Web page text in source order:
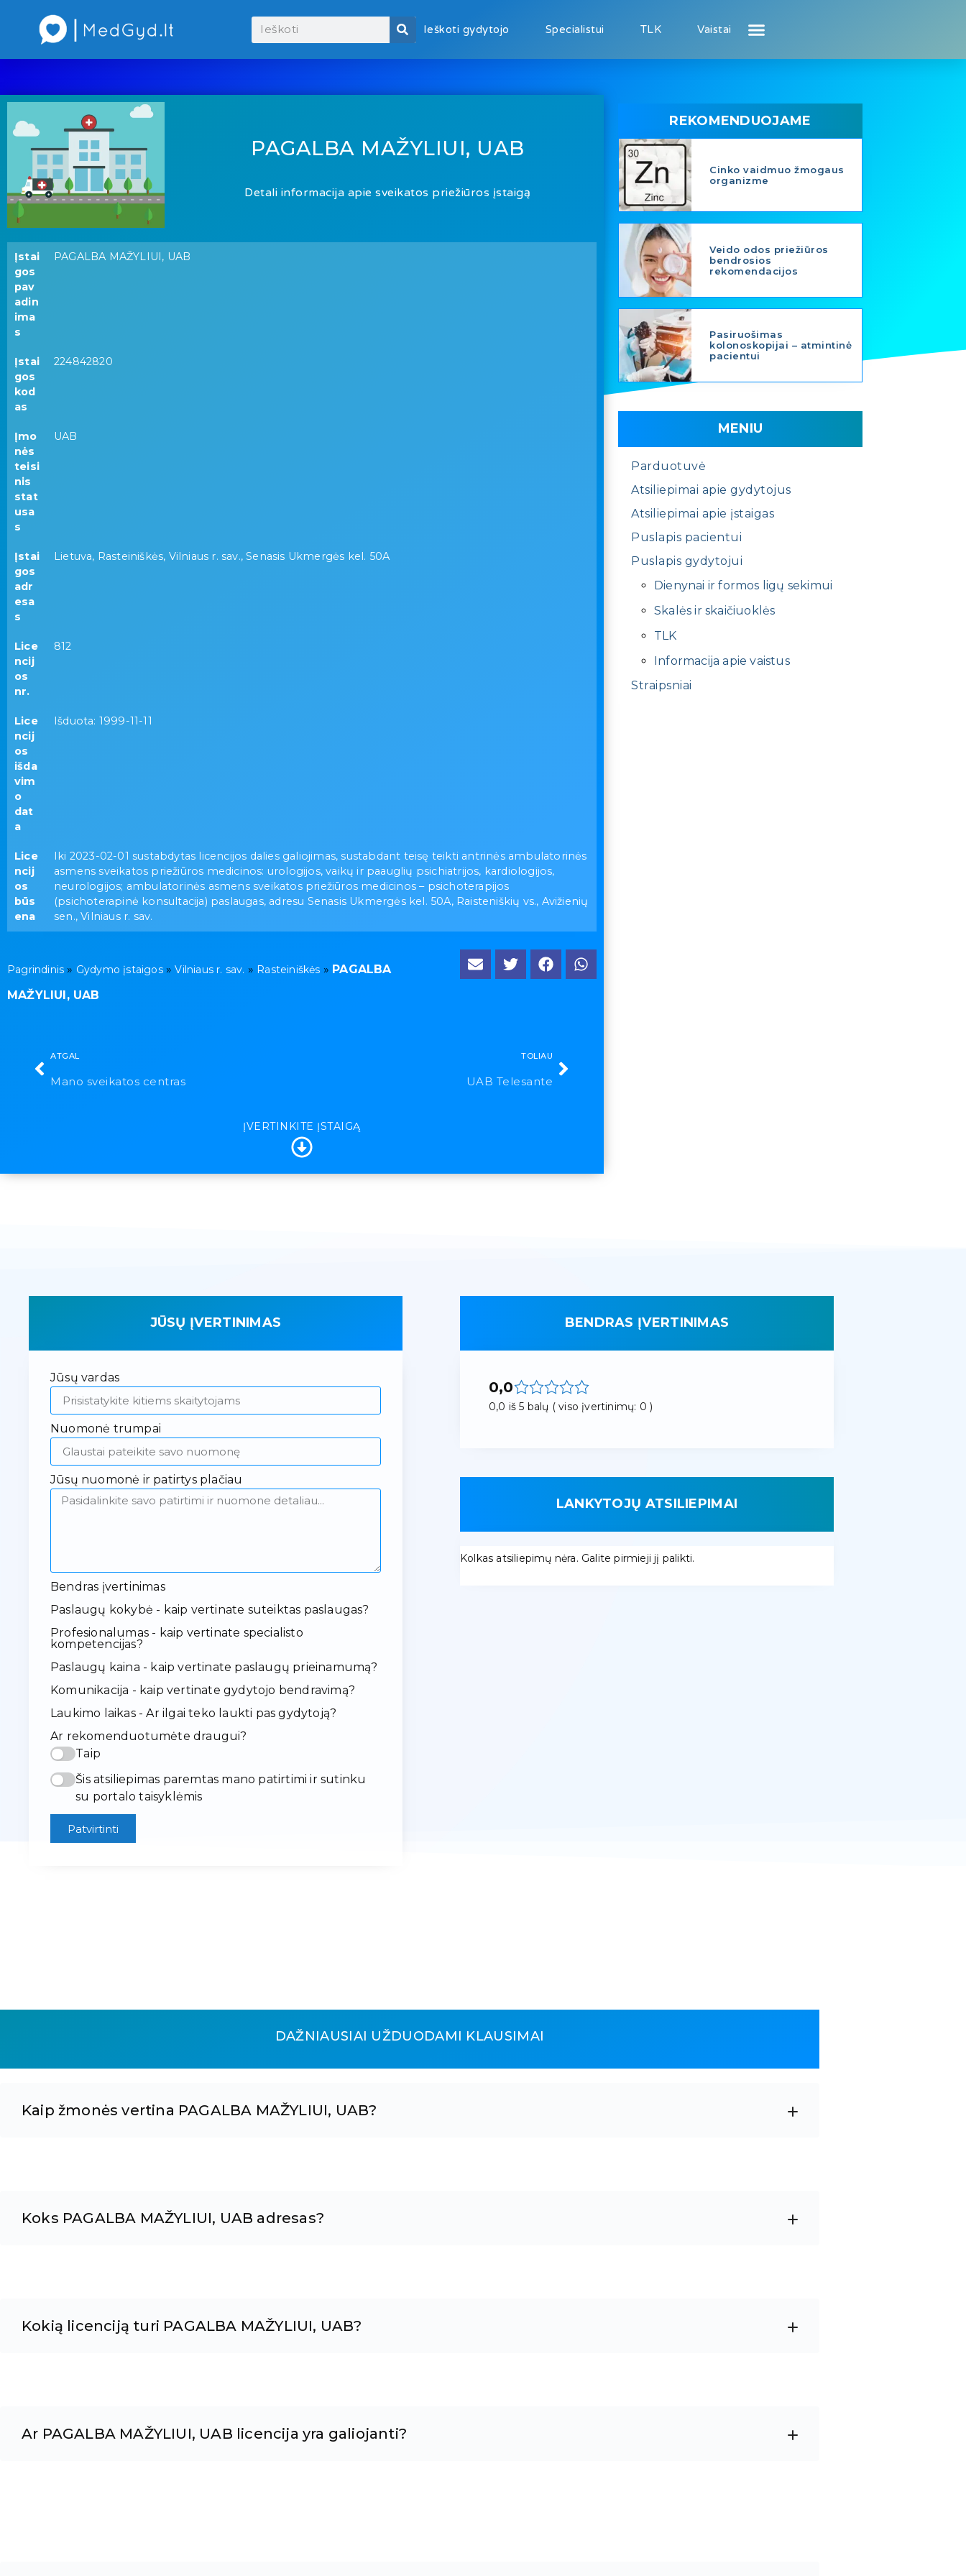
Ieškoti gydytojo Specialistui TLK Vaistai
PAGALBA MAŽYLIUI, UAB
Detali informacija apie sveikatos priežiūros įstaigą
Įstai
gos
pav
adin
ima
s
PAGALBA MAŽYLIUI, UAB
Įstai
gos
kod
as
224842820
Įmo
nės
teisi
nis
stat
usa
s
UAB
Įstai
gos
adr
esa
s
Lietuva, Rasteiniškės, Vilniaus r. sav., Senasis Ukmergės kel. 50A
Lice
ncij
os
nr.
812
Lice
ncij
os
išda
vim
o
dat
a
Išduota: 1999-11-11
Lice
ncij
os
būs
ena
Iki 2023-02-01 sustabdytas licencijos dalies galiojimas, sustabdant teisę teikti antrinės ambulatorinės
asmens sveikatos priežiūros medicinos: urologijos, vaikų ir paauglių psichiatrijos, kardiologijos,
neurologijos; ambulatorinės asmens sveikatos priežiūros medicinos – psichoterapijos
(psichoterapinė konsultacija) paslaugas, adresu Senasis Ukmergės kel. 50A, Raisteniškių vs., Avižienių
sen., Vilniaus r. sav.
Pagrindinis » Gydymo įstaigos»Vilniaus r. sav. » Rasteiniškės » PAGALBA
MAŽYLIUI, UAB
ATGAL
Mano sveikatos centras
TOLIAU
UAB Telesante
ĮVERTINKITE ĮSTAIGĄ
REKOMENDUOJAME
Cinko vaidmuo žmogaus
organizme
Veido odos priežiūros
bendrosios
rekomendacijos
Pasiruošimas
kolonoskopijai – atmintinė
pacientui
MENIU
Parduotuvė
Atsiliepimai apie gydytojus
Atsiliepimai apie įstaigas
Puslapis pacientui
Puslapis gydytojui
Dienynai ir formos ligų sekimui
Skalės ir skaičiuoklės
TLK
Informacija apie vaistus
Straipsniai
JŪSŲ ĮVERTINIMAS
Jūsų vardas
Nuomonė trumpai
Jūsų nuomonė ir patirtys plačiau
Bendras įvertinimas
Paslaugų kokybė - kaip vertinate suteiktas paslaugas?
Profesionalumas - kaip vertinate specialisto
kompetencijas?
Paslaugų kaina - kaip vertinate paslaugų prieinamumą?
Komunikacija - kaip vertinate gydytojo bendravimą?
Laukimo laikas - Ar ilgai teko laukti pas gydytoją?
Ar rekomenduotumėte draugui?
Taip
Šis atsiliepimas paremtas mano patirtimi ir sutinku
su portalo taisyklėmis
Patvirtinti
BENDRAS ĮVERTINIMAS
0,0
0,0 iš 5 balų ( viso įvertinimų: 0 )
LANKYTOJŲ ATSILIEPIMAI
Kolkas atsiliepimų nėra. Galite pirmieji jį palikti.
DAŽNIAUSIAI UŽDUODAMI KLAUSIMAI
Kaip žmonės vertina PAGALBA MAŽYLIUI, UAB?
Koks PAGALBA MAŽYLIUI, UAB adresas?
Kokią licenciją turi PAGALBA MAŽYLIUI, UAB?
Ar PAGALBA MAŽYLIUI, UAB licencija yra galiojanti?